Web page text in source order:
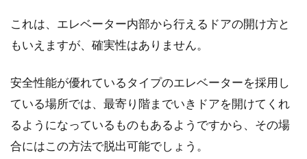
木造住宅を検討中の方必見！階段の
寸法にも決まりがある？！
木造住宅などの家を建てる、またはリフォーム
を検討している方は、階段の存在についてどの
くらい意識し...
これは、エレベーター内部から行えるドアの開け方と
もいえますが、確実性はありません。
安全性能が優れているタイプのエレベーターを採用し
ている場所では、最寄り階までいきドアを開けてくれ
るようになっているものもあるようですから、その場
合にはこの方法で脱出可能でしょう。